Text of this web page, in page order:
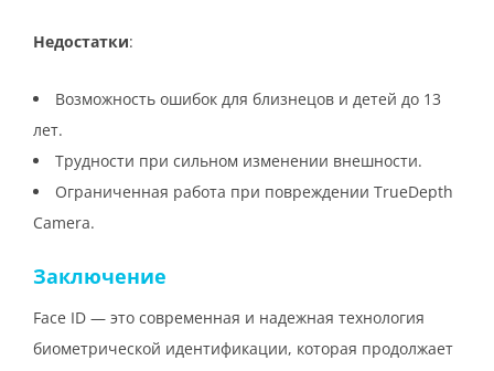
Недостатки:
Возможность ошибок для близнецов и детей до 13
лет.
Трудности при сильном изменении внешности.
Ограниченная работа при повреждении TrueDepth
Camera.
Заключение
Face ID — это современная и надежная технология
биометрической идентификации, которая продолжает